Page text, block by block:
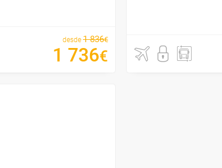
desde 1 836€
1 736€